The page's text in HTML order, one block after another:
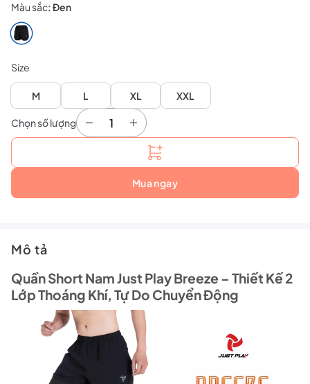
Màu sắc:Đen
Size
M L XL XXL
Chọn số lượng
Quần Short Nam Just Play Breeze số lượng
Mua ngay
Mô tả
Quần Short Nam Just Play Breeze – Thiết Kế 2
Lớp Thoáng Khí, Tự Do Chuyển Động